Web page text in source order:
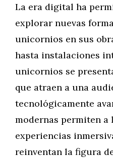
La era digital ha
explorar nuevas
unicornios en sus
hasta instalaciones
unicornios se
que atraen a una
tecnológicamente
modernas permiten
experiencias
reinventan la figura